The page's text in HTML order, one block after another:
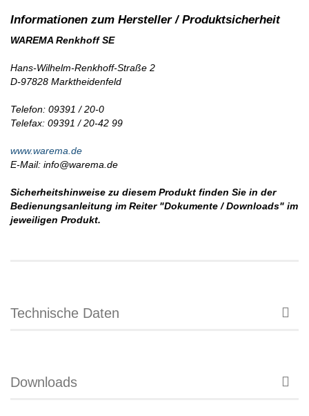
WAREMA Renkhoff SE
Hans-Wilhelm-Renkhoff-Straße 2
D-97828 Marktheidenfeld
Telefon: 09391 / 20-0
Telefax: 09391 / 20-42 99
www.warema.de
E-Mail: info@warema.de
Sicherheitshinweise zu diesem Produkt finden Sie in der
Bedienungsanleitung im Reiter "Dokumente / Downloads" im
jeweiligen Produkt.
Technische Daten
Downloads